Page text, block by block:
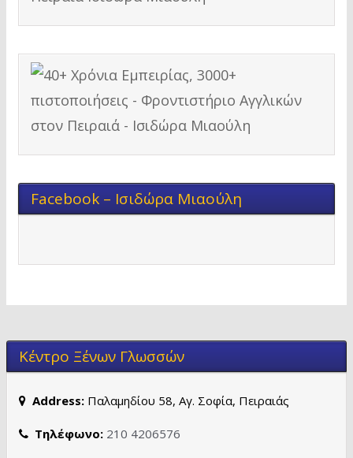
Facebook – Ισιδώρα Μιαούλη
Κέντρο Ξένων Γλωσσών
Address: Παλαμηδίου 58, Αγ. Σοφία, Πειραιάς
Τηλέφωνο: 210 4206576